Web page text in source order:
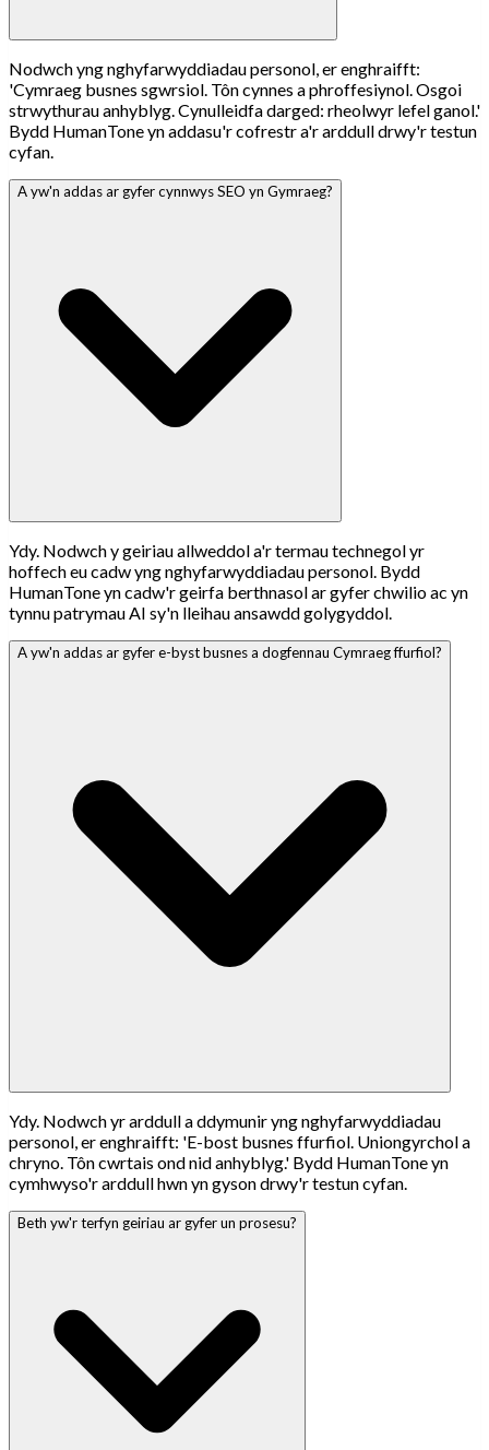
Nodwch yng nghyfarwyddiadau personol, er enghraifft:
'Cymraeg busnes sgwrsiol. Tôn cynnes a phroffesiynol. Osgoi
strwythurau anhyblyg. Cynulleidfa darged: rheolwyr lefel ganol.'
Bydd HumanTone yn addasu'r cofrestr a'r arddull drwy'r testun
cyfan.
A yw'n addas ar gyfer cynnwys SEO yn Gymraeg?
Ydy. Nodwch y geiriau allweddol a'r termau technegol yr
hoffech eu cadw yng nghyfarwyddiadau personol. Bydd
HumanTone yn cadw'r geirfa berthnasol ar gyfer chwilio ac yn
tynnu patrymau AI sy'n lleihau ansawdd golygyddol.
A yw'n addas ar gyfer e-byst busnes a dogfennau Cymraeg ffurfiol?
Ydy. Nodwch yr arddull a ddymunir yng nghyfarwyddiadau
personol, er enghraifft: 'E-bost busnes ffurfiol. Uniongyrchol a
chryno. Tôn cwrtais ond nid anhyblyg.' Bydd HumanTone yn
cymhwyso'r arddull hwn yn gyson drwy'r testun cyfan.
Beth yw'r terfyn geiriau ar gyfer un prosesu?